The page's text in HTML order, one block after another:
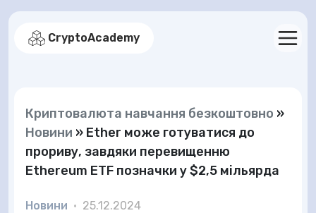
CryptoAcademy
Криптовалюта навчання безкоштовно »
Новини » Ether може готуватися до
прориву, завдяки перевищенню
Ethereum ETF позначки у $2,5 мільярда
Новини • 25.12.2024